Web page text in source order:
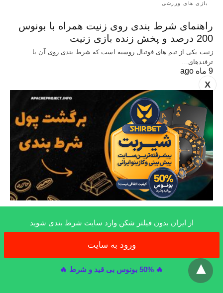
X
بازی های ورزشی
راهنمای شرط بندی روی زنیت همراه با بونوس
200 درصد و پخش زنده بازی زنیت
زنیت یکی از تیم های فوتبال روسیه است که شرط بندی روی آن با
ترفندهای…
9 ماه ago
برگشت پول شرط بندی واقعیت دارد؟ بررسی
انواع و شرایط ریفایند پول
در این مقاله توضیحاتی را در خصوص برگشت پول شرط بندی ارائه داده
ایم تا…
9 ماه ago
از ایران بدون فیلتر شکن وارد سایت شرط بندی شوید
ورود به سایت
🔥 50% بونوس بی قید و شرط 🔥